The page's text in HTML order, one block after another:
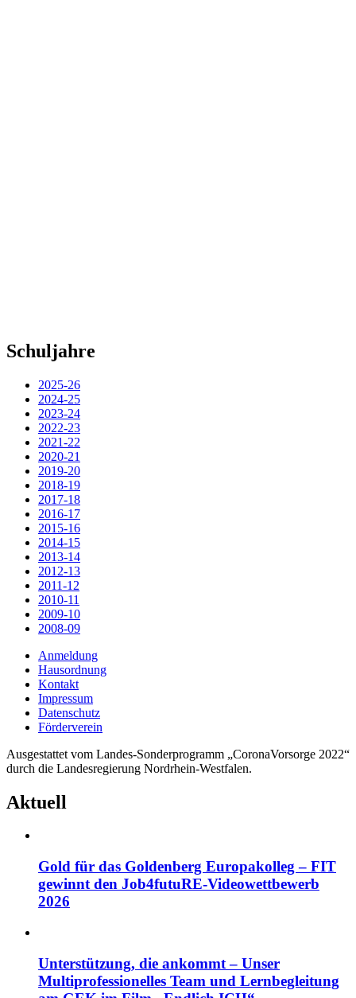
Schuljahre
2025-26
2024-25
2023-24
2022-23
2021-22
2020-21
2019-20
2018-19
2017-18
2016-17
2015-16
2014-15
2013-14
2012-13
2011-12
2010-11
2009-10
2008-09
Anmeldung
Hausordnung
Kontakt
Impressum
Datenschutz
Förderverein
Ausgestattet vom Landes-Sonderprogramm „CoronaVorsorge 2022“
durch die Landesregierung Nordrhein-Westfalen.
Aktuell
Gold für das Goldenberg Europakolleg – FIT
gewinnt den Job4futuRE-Videowettbewerb
2026
Unterstützung, die ankommt – Unser
Multiprofessionelles Team und Lernbegleitung